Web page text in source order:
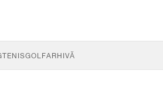
TENISGOLFARHIVĂ